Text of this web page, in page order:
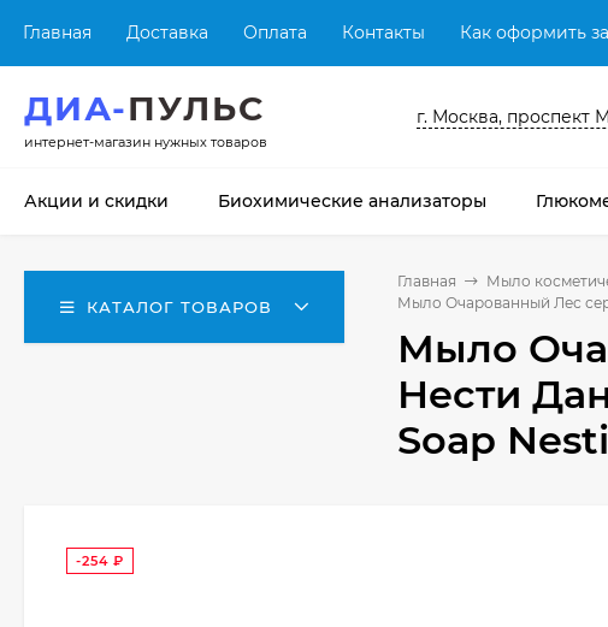
Главная Доставка Оплата Контакты Как оформить
ДИА-ПУЛЬС
интернет-магазин нужных товаров
г. Москва, проспект
Акции и скидки Биохимические анализаторы
КАТАЛОГ ТОВАРОВ
Главная
Мыло
Мыло Очарованный Лес
Мыло
Нести
Soap
-254 ₽